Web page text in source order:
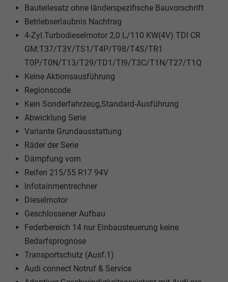
Bauteilesatz ohne länderspezifische Bauvorschrift
Betriebserlaubnis Nachtrag
4-Zyl.Turbodieselmotor 2,0 L/110 KW(4V) TDI CR
GM:T37/T3Y/TS1/T4P/T98/T4S/TR1
T0P/T0N/T13/T29/TD1/TI9/T3C/T1N/T27/T1Q
Keine Aktionsausführung
Regionscode
Kein Sonderfahrzeug,Standard-Ausführung
Abwicklung Serie
Variante Grundausstattung
Räder der Serie
Dämpfung vorn
Reifen 215/55 R17 94V
Infotainmentrechner
Dieselmotor
Geschlossener Aufbau
Federbereich 14 nur Einbausteuerung keine
Bedarfsprognose
Transportschutz (Ausf.1)
Audi connect Notruf & Service